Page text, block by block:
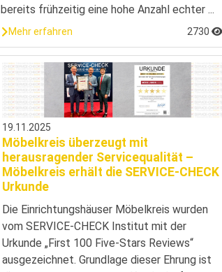
bereits frühzeitig eine hohe Anzahl echter ...
Mehr erfahren 2730
19.11.2025
Möbelkreis überzeugt mit
herausragender Servicequalität –
Möbelkreis erhält die SERVICE-CHECK
Urkunde
Die Einrichtungshäuser Möbelkreis wurden
vom SERVICE‑CHECK Institut mit der
Urkunde „First 100 Five-Stars Reviews“
ausgezeichnet. Grundlage dieser Ehrung ist